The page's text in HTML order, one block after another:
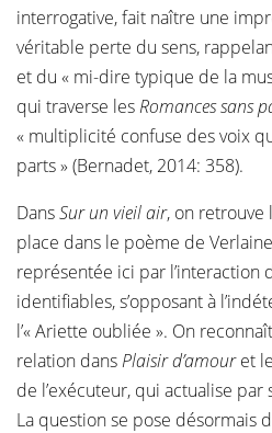
interrogative, fait naître une
véritable perte du sens,
et du « mi-dire typique de la
qui traverse lesRomances sans
« multiplicité confuse des voix
parts » (Bernadet, 2014: 358).
DansSur un vieil air, on retrouve
place dans le poème de
représentée ici par l’interaction
identifiables, s’opposant à
l’« Ariette oubliée ». On
relation dansPlaisir d’amouret
de l’exécuteur, qui actualise par
La question se pose désormais